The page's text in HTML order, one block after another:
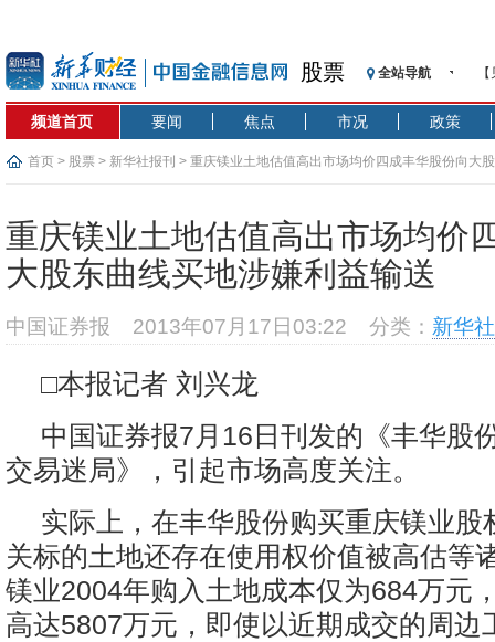
股票 全站导航
记
济
央
恒
频道首页 要闻 焦点 市况 政策
首页 > 股票 > 新华社报刊 > 重庆镁业土地估值高出市场均价四成丰华股份向大
重庆镁业土地估值高出市场均价
大股东曲线买地涉嫌利益输送
中国证券报 2013年07月17日03:22 分类： 新华
□本报记者 刘兴龙
中国证券报7月16日刊发的《丰华股
交易迷局》，引起市场高度关注。
实际上，在丰华股份购买重庆镁业股
关标的土地还存在使用权价值被高估等
镁业2004年购入土地成本仅为684万元
高达5807万元，即使以近期成交的周边